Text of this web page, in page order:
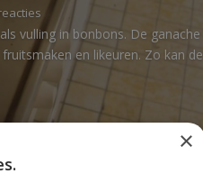
vulling in bonbons. De ganache
en likeuren. Zo kan de
×